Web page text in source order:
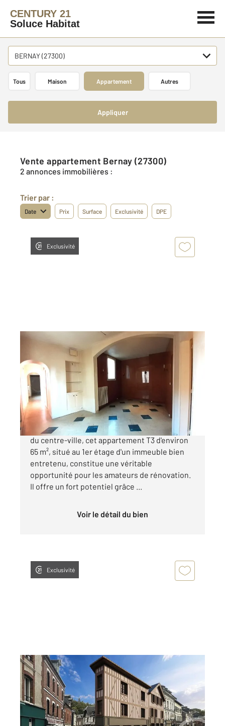
CENTURY 21
Soluce Habitat
BERNAY (27300)
Tous Maison Appartement Autres
Appliquer
Vente appartement Bernay (27300)
2 annonces immobilières :
Trier par :
Date Prix Surface Exclusivité DPE
Exclusivité
BERNAY 27
, 3 pièces
Ref : 5259
Appartement F3 à vendre
89 000 €
Bernay (27300) Idéalement situé en plein cœur
du centre-ville, cet appartement T3 d'environ
65 m², situé au 1er étage d'un immeuble bien
entretenu, constitue une véritable
opportunité pour les amateurs de rénovation.
Il offre un fort potentiel grâce ...
Voir le détail du bien
Exclusivité
BERNAY 27
34 m2 , 1 pièce
Ref : 5759
Appartement Studio à vendre